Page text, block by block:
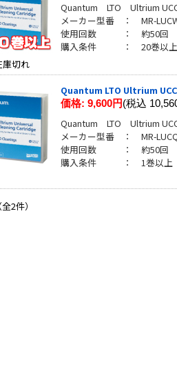
庫切れ
Quantum LTO Ultrium
メーカー型番 ： MR-
使用回数 ： 約50回
購入条件 ： 20巻以上
Quantum LTO Ultrium
価格: 9,600円(税込
Quantum LTO Ultrium
メーカー型番 ： MR-
使用回数 ： 約50回
購入条件 ： 1巻以上
2件）